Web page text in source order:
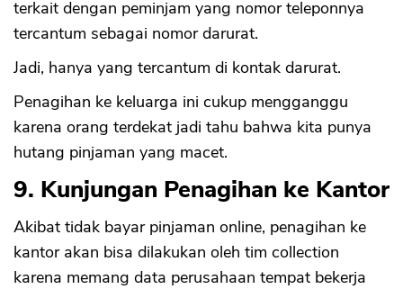
terkait dengan peminjam yang nomor teleponnya
tercantum sebagai nomor darurat.
Jadi, hanya yang tercantum di kontak darurat.
Penagihan ke keluarga ini cukup mengganggu
karena orang terdekat jadi tahu bahwa kita punya
hutang pinjaman yang macet.
9. Kunjungan Penagihan ke Kantor
Akibat tidak bayar pinjaman online, penagihan ke
kantor akan bisa dilakukan oleh tim collection
karena memang data perusahaan tempat bekerja